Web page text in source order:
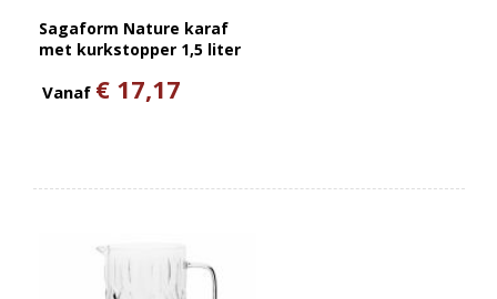
Sagaform Nature karaf
met kurkstopper 1,5 liter
Vanaf € 17,17